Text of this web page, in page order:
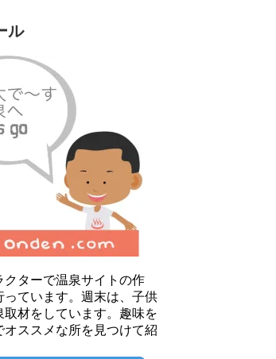
ル
クターで温泉サイトの作
っています。週末は、子供
取材をしています。趣味を
オススメな所を見つけて紹